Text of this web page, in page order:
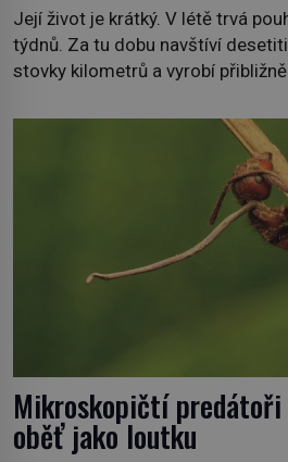
Její život je krátký. V létě trvá
týdnů. Za tu dobu navštíví
stovky kilometrů a vyrobí
bezvýznamná. Teprve když se
tisíc příslušnic svého včelstva,
nejdokonalejších organismů […]
Mikroskopičtí predátoři
oběť jako loutku